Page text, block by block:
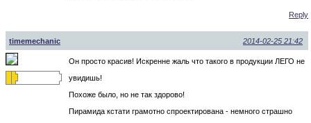
Reply
timemechanic 2014-02-25 21:42
Он просто красив! Искренне жаль что такого в продукции ЛЕГО не
увидишь!
Похоже было, но не так здорово!
Пирамида кстати грамотно спроектирована - немного страшно